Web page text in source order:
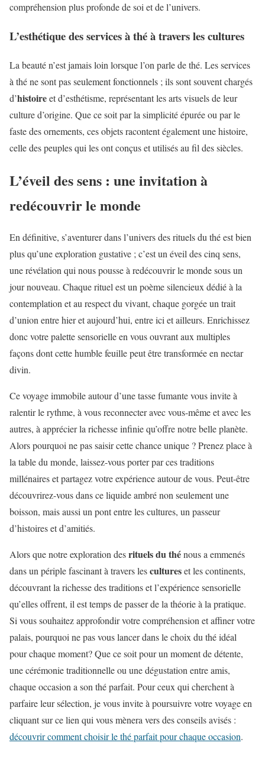
compréhension plus profonde de soi et de l’univers.
L’esthétique des services à thé à travers les cultures
La beauté n’est jamais loin lorsque l’on parle de thé. Les services
à thé ne sont pas seulement fonctionnels ; ils sont souvent chargés
d’histoireet d’esthétisme, représentant les arts visuels de leur
culture d’origine. Que ce soit par la simplicité épurée ou par le
faste des ornements, ces objets racontent également une histoire,
celle des peuples qui les ont conçus et utilisés au fil des siècles.
L’éveil des sens : une invitation à
redécouvrir le monde
En définitive, s’aventurer dans l’univers des rituels du thé est bien
plus qu’une exploration gustative ; c’est un éveil des cinq sens,
une révélation qui nous pousse à redécouvrir le monde sous un
jour nouveau. Chaque rituel est un poème silencieux dédié à la
contemplation et au respect du vivant, chaque gorgée un trait
d’union entre hier et aujourd’hui, entre ici et ailleurs. Enrichissez
donc votre palette sensorielle en vous ouvrant aux multiples
façons dont cette humble feuille peut être transformée en nectar
divin.
Ce voyage immobile autour d’une tasse fumante vous invite à
ralentir le rythme, à vous reconnecter avec vous-même et avec les
autres, à apprécier la richesse infinie qu’offre notre belle planète.
Alors pourquoi ne pas saisir cette chance unique ? Prenez place à
la table du monde, laissez-vous porter par ces traditions
millénaires et partagez votre expérience autour de vous. Peut-être
découvrirez-vous dans ce liquide ambré non seulement une
boisson, mais aussi un pont entre les cultures, un passeur
d’histoires et d’amitiés.
Alors que notre exploration desrituels du thénous a emmenés
dans un périple fascinant à travers lescultureset les continents,
découvrant la richesse des traditions et l’expérience sensorielle
qu’elles offrent, il est temps de passer de la théorie à la pratique.
Si vous souhaitez approfondir votre compréhension et affiner votre
palais, pourquoi ne pas vous lancer dans le choix du thé idéal
pour chaque moment? Que ce soit pour un moment de détente,
une cérémonie traditionnelle ou une dégustation entre amis,
chaque occasion a son thé parfait. Pour ceux qui cherchent à
parfaire leur sélection, je vous invite à poursuivre votre voyage en
cliquant sur ce lien qui vous mènera vers des conseils avisés :
découvrir comment choisir le thé parfait pour chaque occasion.